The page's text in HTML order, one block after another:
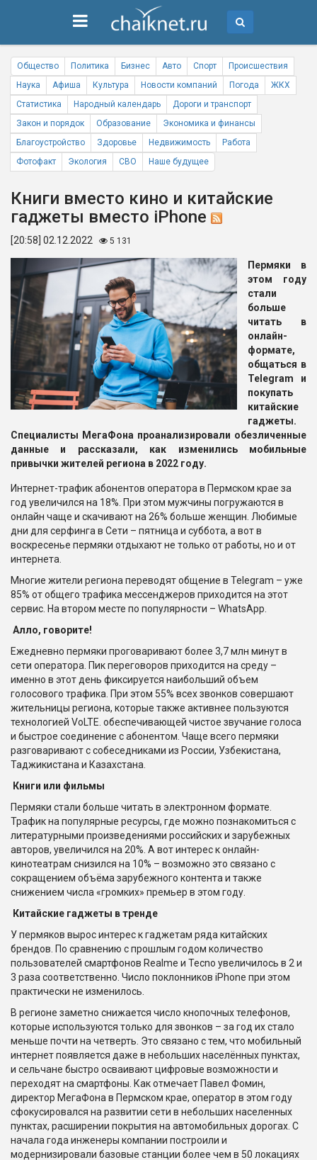
Общество Политика Бизнес Авто Спорт
Происшествия
Наука
Афиша Культура Новости компаний Погода
ЖКХ
Статистика
Народный календарь
Дороги и транспорт
Закон и порядок
Образование
Экономика и финансы
Благоустройство
Здоровье Недвижимость
Работа
Фотофакт
Экология СВО Наше будущее
Книги вместо кино и китайские
гаджеты вместо iPhone
[20:58] 02.12.2022 5 131
Пермяки в
этом году
стали
больше
читать в
онлайн-
формате,
общаться в
Telegram и
покупать
китайские
гаджеты.
Специалисты МегаФона проанализировали обезличенные
данные и рассказали, как изменились мобильные
привычки жителей региона в 2022 году.
Интернет-трафик абонентов оператора в Пермском крае за
год увеличился на 18%. При этом мужчины погружаются в
онлайн чаще и скачивают на 26% больше женщин. Любимые
дни для серфинга в Сети – пятница и суббота, а вот в
воскресенье пермяки отдыхают не только от работы, но и от
интернета.
Многие жители региона переводят общение в Telegram – уже
85% от общего трафика мессенджеров приходится на этот
сервис. На втором месте по популярности – WhatsApp.
Алло, говорите!
Ежедневно пермяки проговаривают более 3,7 млн минут в
сети оператора. Пик переговоров приходится на среду –
именно в этот день фиксируется наибольший объем
голосового трафика. При этом 55% всех звонков совершают
жительницы региона, которые также активнее пользуются
технологией VoLTE. обеспечивающей чистое звучание голоса
и быстрое соединение с абонентом. Чаще всего пермяки
разговаривают с собеседниками из России, Узбекистана,
Таджикистана и Казахстана.
Книги или фильмы
Пермяки стали больше читать в электронном формате.
Трафик на популярные ресурсы, где можно познакомиться с
литературными произведениями российских и зарубежных
авторов, увеличился на 20%. А вот интерес к онлайн-
кинотеатрам снизился на 10% – возможно это связано с
сокращением объёма зарубежного контента и также
снижением числа «громких» премьер в этом году.
Китайские гаджеты в тренде
У пермяков вырос интерес к гаджетам ряда китайских
брендов. По сравнению с прошлым годом количество
пользователей смартфонов Realme и Tecno увеличилось в 2 и
3 раза соответственно. Число поклонников iPhone при этом
практически не изменилось.
В регионе заметно снижается число кнопочных телефонов,
которые используются только для звонков – за год их стало
меньше почти на четверть. Это связано с тем, что мобильный
интернет появляется даже в небольших населённых пунктах,
и сельчане быстро осваивают цифровые возможности и
переходят на смартфоны. Как отмечает Павел Фомин,
директор МегаФона в Пермском крае, оператор в этом году
сфокусировался на развитии сети в небольших населенных
пунктах, расширении покрытия на автомобильных дорогах. С
начала года инженеры компании построили и
модернизировали базовые станции более чем в 50 локациях